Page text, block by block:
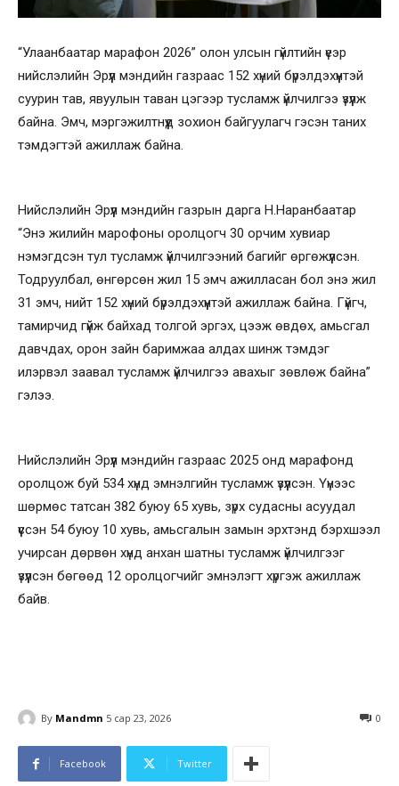
“Улаанбаатар марафон 2026” олон улсын гүйлтийн үеэр
нийслэлийн Эрүүл мэндийн газраас 152 хүний бүрэлдэхүүнтэй
суурин тав, явуулын таван цэгээр тусламж үйлчилгээ үзүүлж
байна. Эмч, мэргэжилтнүүд зохион байгуулагч гэсэн таних
тэмдэгтэй ажиллаж байна.
Нийслэлийн Эрүүл мэндийн газрын дарга Н.Наранбаатар
“Энэ жилийн марофоны оролцогч 30 орчим хувиар
нэмэгдсэн тул тусламж үйлчилгээний багийг өргөжүүлсэн.
Тодруулбал, өнгөрсөн жил 15 эмч ажилласан бол энэ жил
31 эмч, нийт 152 хүний бүрэлдэхүүнтэй ажиллаж байна. Гүйгч,
тамирчид гүйж байхад толгой эргэх, цээж өвдөх, амьсгал
давчдах, орон зайн баримжаа алдах шинж тэмдэг
илэрвэл заавал тусламж үйлчилгээ авахыг зөвлөж байна”
гэлээ.
Нийслэлийн Эрүүл мэндийн газраас 2025 онд марафонд
оролцож буй 534 хүнд эмнэлгийн тусламж үзүүлсэн. Үүнээс
шөрмөс татсан 382 буюу 65 хувь, зүрх судасны асуудал
үүссэн 54 буюу 10 хувь, амьсгалын замын эрхтэнд бэрхшээл
учирсан дөрвөн хүнд анхан шатны тусламж үйлчилгээг
үзүүлсэн бөгөөд 12 оролцогчийг эмнэлэгт хүргэж ажиллаж
байв.
By Mandmn 5 сар 23, 2026 0
Facebook Twitter